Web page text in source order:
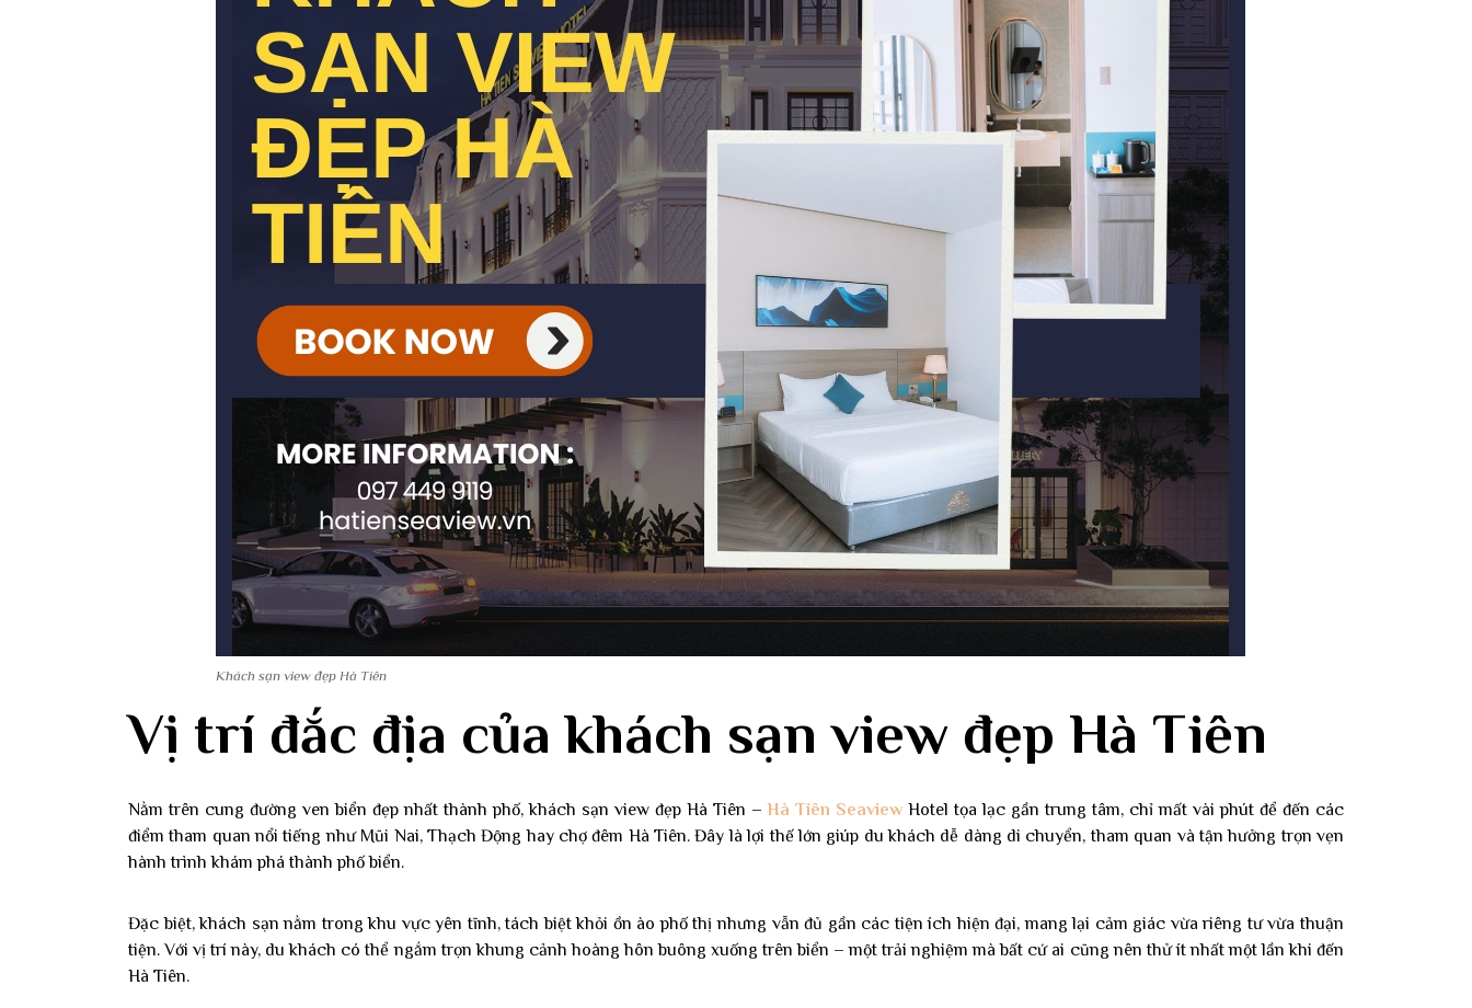
Đăng ký để nhận thông tin mới
nhất
tin tức và cập nhật
thông tin cập nhật hàng tuần và ưu đãi đặc biệt
chỉ có qua email.
no, thanks
Khách sạn view đẹp Hà Tiên
Vị trí đắc địa của khách sạn view đẹp Hà Tiên
Nằm trên cung đường ven biển đẹp nhất thành phố, khách sạn view đẹp Hà Tiên –Hà Tiên Seaview Hotel tọa lạc gần trung tâm, chỉ mất vài phút để đến các
điểm tham quan nổi tiếng như Mũi Nai, Thạch Động hay chợ đêm Hà Tiên. Đây là lợi thế lớn giúp du khách dễ dàng di chuyển, tham quan và tận hưởng trọn vẹn
hành trình khám phá thành phố biển.
Đặc biệt, khách sạn nằm trong khu vực yên tĩnh, tách biệt khỏi ồn ào phố thị nhưng vẫn đủ gần các tiện ích hiện đại, mang lại cảm giác vừa riêng tư vừa thuận
tiện. Với vị trí này, du khách có thể ngắm trọn khung cảnh hoàng hôn buông xuống trên biển – một trải nghiệm mà bất cứ ai cũng nên thử ít nhất một lần khi đến
Hà Tiên.